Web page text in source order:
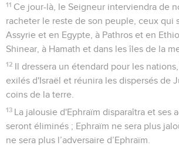
11 Ce jour-là, le Seigneur interviendra de
racheter le reste de son peuple, ceux qui
Assyrie et en Egypte, à Pathros et en
Shinear, à Hamath et dans les îles de la
12 Il dressera un étendard pour les
exilés d'Israël et réunira les dispersés de
coins de la terre.
13 La jalousie d'Ephraïm disparaîtra et ses
seront éliminés ; Ephraïm ne sera plus
ne sera plus l’adversaire d’Ephraïm.